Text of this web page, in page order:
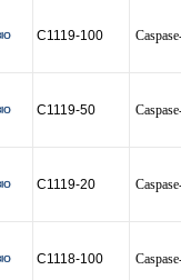
C1119-100
C1119-50
C1119-20
C1118-100